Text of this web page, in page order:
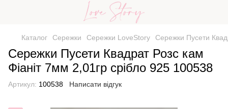
Каталог Сережки Сережки LoveStory Сережки Пусети
Сережки Пусети Квадрат Розс кам
Фіаніт 7мм 2,01гр срібло 925 100538
Артикул: 100538 Написати відгук